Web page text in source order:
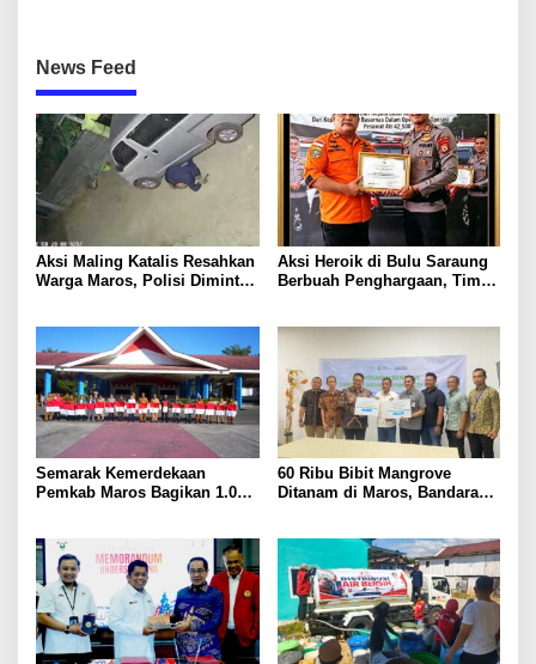
News Feed
Aksi Maling Katalis Resahkan
Warga Maros, Polisi Diminta
Aksi Heroik di Bulu Saraung
Berbuah Penghargaan, Tim
Semarak Kemerdekaan
Pemkab Maros Bagikan 1.000
60 Ribu Bibit Mangrove
Ditanam di Maros, Bandara